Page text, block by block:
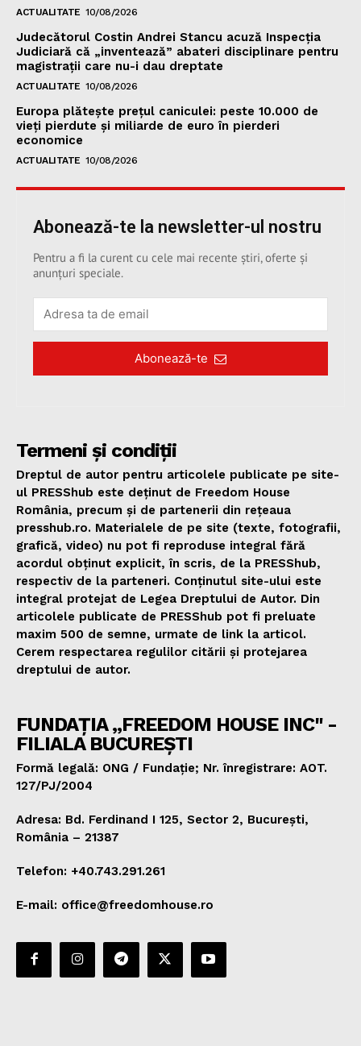
ACTUALITATE 10/08/2026
Judecătorul Costin Andrei Stancu acuză Inspecția
Judiciară că „inventează” abateri disciplinare pentru
magistrații care nu-i dau dreptate
ACTUALITATE 10/08/2026
Europa plătește prețul caniculei: peste 10.000 de
vieți pierdute și miliarde de euro în pierderi
economice
ACTUALITATE 10/08/2026
Abonează-te la newsletter-ul nostru
Pentru a fi la curent cu cele mai recente știri, oferte și
anunțuri speciale.
Abonează-te
Termeni și condiții
Dreptul de autor pentru articolele publicate pe site-
ul PRESShub este deținut de Freedom House
România, precum și de partenerii din rețeaua
presshub.ro. Materialele de pe site (texte, fotografii,
grafică, video) nu pot fi reproduse integral fără
acordul obținut explicit, în scris, de la PRESShub,
respectiv de la parteneri. Conținutul site-ului este
integral protejat de Legea Dreptului de Autor. Din
articolele publicate de PRESShub pot fi preluate
maxim 500 de semne, urmate de link la articol.
Cerem respectarea regulilor citării și protejarea
dreptului de autor.
FUNDAȚIA „FREEDOM HOUSE INC" -
FILIALA BUCUREȘTI
Formă legală: ONG / Fundație; Nr. înregistrare: AOT.
127/PJ/2004
Adresa: Bd. Ferdinand I 125, Sector 2, București,
România – 21387
Telefon: +40.743.291.261
E-mail: office@freedomhouse.ro